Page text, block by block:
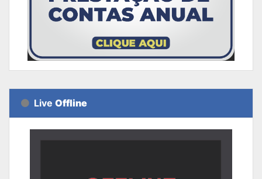
Live Offline